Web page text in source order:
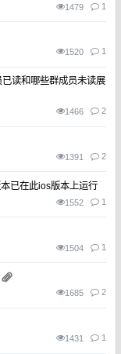
1479 1
1520 1
读和哪些群成员未读展
1466 2
1391 2
已在此ios版本上运行
1552 1
1504 1
1685 2
1431 1